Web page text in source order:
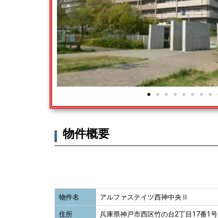
物件概要
物件名 アルファステイツ西神中央Ⅱ
住所 兵庫県神戸市西区竹の台2丁目17番1号